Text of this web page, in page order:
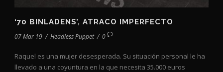
‘70 BINLADENS’, ATRACO IMPERFECTO
07 Mar 19 / Headless Puppet / 0
Raquel es una mujer desesperada. Su situación personal le ha
llevado a una coyuntura en la que necesita 35.000 euros